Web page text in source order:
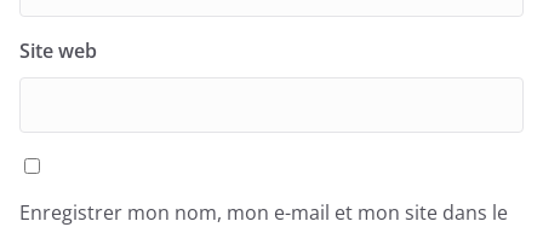
Site web
Enregistrer mon nom, mon e-mail et mon site dans le